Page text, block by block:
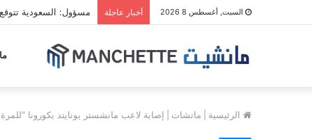
السبت, أغسطس 8 2026 أخبار عاجلة مسؤول: السعودية
الرئيسية ماتشات إصابة لاعب مانشستر يونايتد بكورونا “للمرة